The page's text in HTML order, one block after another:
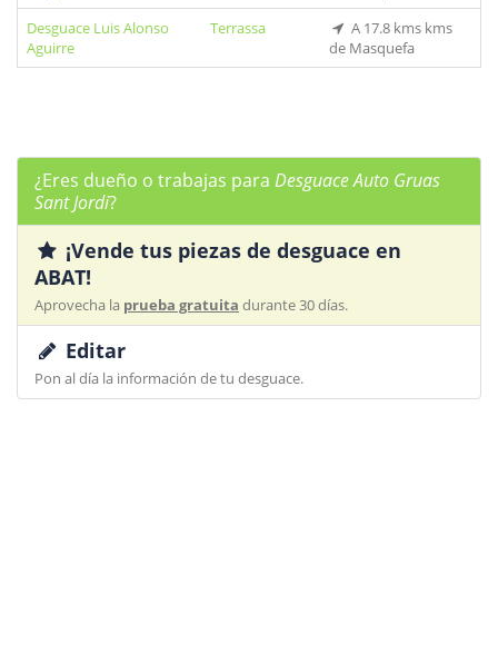
Desguace Luis Alonso
Aguirre
Terrassa
A 17.8 kms kms
de Masquefa
¿Eres dueño o trabajas para Desguace Auto Gruas
Sant Jordi?
¡Vende tus piezas de desguace en
ABAT!
Aprovecha la prueba gratuita durante 30 días.
Editar
Pon al día la información de tu desguace.